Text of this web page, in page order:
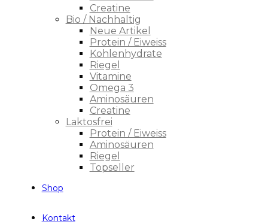
Creatine
Bio / Nachhaltig
Neue Artikel
Protein / Eiweiss
Kohlenhydrate
Riegel
Vitamine
Omega 3
Aminosäuren
Creatine
Laktosfrei
Protein / Eiweiss
Aminosäuren
Riegel
Topseller
Shop
Kontakt